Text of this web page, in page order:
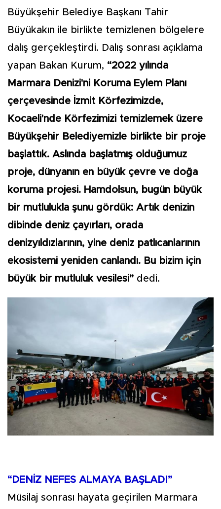
Büyükşehir Belediye Başkanı Tahir
Büyükakın ile birlikte temizlenen bölgelere
dalış gerçekleştirdi. Dalış sonrası açıklama
yapan Bakan Kurum, “2022 yılında
Marmara Denizi'ni Koruma Eylem Planı
çerçevesinde İzmit Körfezimizde,
Kocaeli'nde Körfezimizi temizlemek üzere
Büyükşehir Belediyemizle birlikte bir proje
başlattık. Aslında başlatmış olduğumuz
proje, dünyanın en büyük çevre ve doğa
koruma projesi. Hamdolsun, bugün büyük
bir mutlulukla şunu gördük: Artık denizin
dibinde deniz çayırları, orada
denizyıldızlarının, yine deniz patlıcanlarının
ekosistemi yeniden canlandı. Bu bizim için
büyük bir mutluluk vesilesi” dedi.
“DENİZ NEFES ALMAYA BAŞLADI”
Müsilaj sonrası hayata geçirilen Marmara